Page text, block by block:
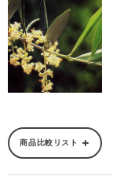
商品比較リスト